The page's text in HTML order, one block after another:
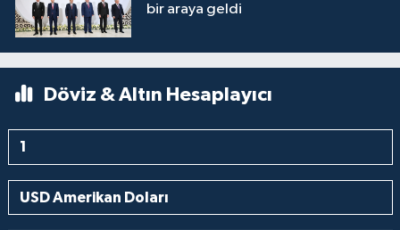
bir araya geldi
Döviz & Altın Hesaplayıcı